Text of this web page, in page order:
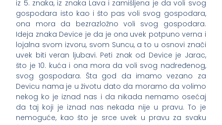
iz 5. znaka, iz znaka Lava i zamišljena je da voli svog
gospodara isto kao i što pas voli svog gospodara,
ona mora da bezrazložno voli svog gospodara.
Ideja znaka Device je da je ona uvek potpuno verna i
lojalna svom izvoru, svom Suncu, a to u osnovi znači
uvek biti veran ljubavi. Peti znak od Device je Jarac,
što je 10. kuća i ona mora da voli svog nadređenog,
svog gospodara. Šta god da imamo vezano za
Devicu nama je u životu dato da moramo da volimo
nekog ko je iznad nas i da nikada nemamo osećaj
da taj koji je iznad nas nekada nije u pravu. To je
nemoguće, kao što je srce uvek u pravu za svaku